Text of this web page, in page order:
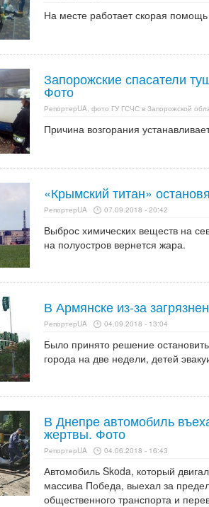
На месте работает скорая
Запорожские спасатели
Фото
РепортерUA, фото ГУ ГСЧС в Запорожской
Причина возгорания
«Крымский титан»
РепортерUA 07.09.2018 - 20:42
Выброс химических веществ на
на полуостров вернется жара.
В Армянске из-за
РепортерUA 04.09.2018 - 13:04
Было принято решение
города на две недели, детей
В Днепре автомобиль
жертвы. Фото
РепортерUA 04.06.2018 - 16:43
Автомобиль Skoda, который
массива Победа, выехал за
общественного транспорта и